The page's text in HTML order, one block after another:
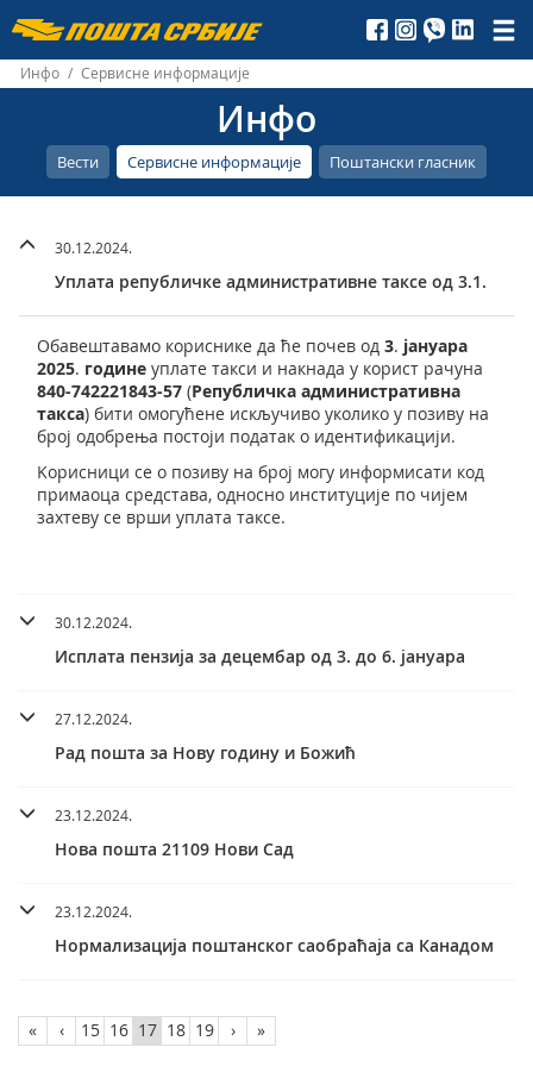
Пошта
Србије
д.о.о.
Инфо / Сервисне информације
Инфо
Вести Сервисне информације Поштански гласник
30.12.2024.
Уплата републичке административне таксе од 3.1.
Обавештавамо кориснике да ће почев од 3. јануара
2025. године уплате такси и накнада у корист рачуна
840-742221843-57 (Републичка административна
такса) бити омогућене искључиво уколико у позиву на
број одобрења постоји податак о идентификацији.
Kорисници се o позиву на број могу информисати код
примаоца средстава, односно институције по чијем
захтеву се врши уплата таксе.
30.12.2024.
Исплата пензија за децембар од 3. до 6. јануара
27.12.2024.
Рад пошта за Нову годину и Божић
23.12.2024.
Нова пошта 21109 Нови Сад
23.12.2024.
Нормализација поштанског саобраћаја са Канадом
« ‹ 15 16 17 18 19 › »